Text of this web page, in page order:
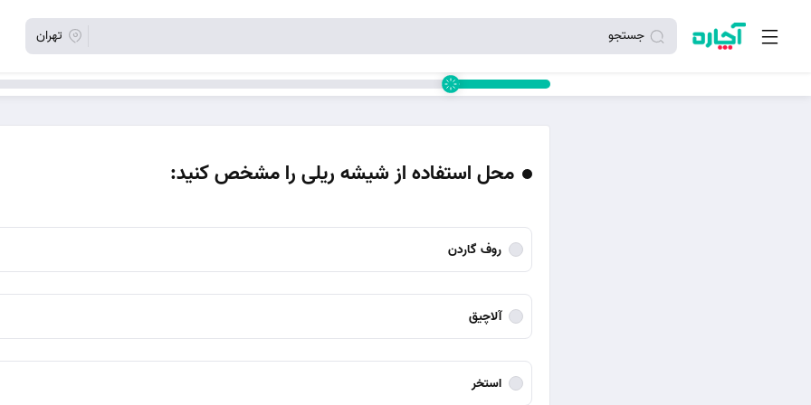
جستجو تهران
محل استفاده از شیشه ریلی را مشخص کنید:
روف گاردن
آلاچیق
استخر